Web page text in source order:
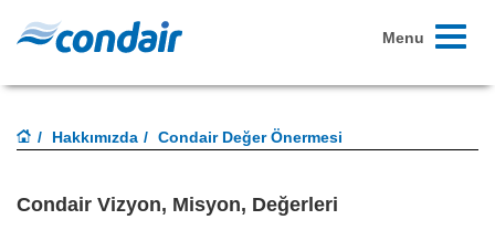
Toggle
Menu
Hakkımızda Condair Değer Önermesi
Condair Vizyon, Misyon, Değerleri